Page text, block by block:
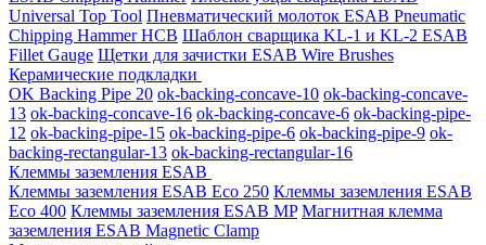
Universal Top Tool Пневматический молоток ESAB Pneumatic
Chipping Hammer HCB Шаблон сварщика KL-1 и KL-2 ESAB
Fillet Gauge Щетки для зачистки ESAB Wire Brushes
Керамические подкладки
OK Backing Pipe 20 ok-backing-concave-10 ok-backing-concave-
13 ok-backing-concave-16 ok-backing-concave-6 ok-backing-pipe-
12 ok-backing-pipe-15 ok-backing-pipe-6 ok-backing-pipe-9 ok-
backing-rectangular-13 ok-backing-rectangular-16
Клеммы заземления ESAB
Клеммы заземления ESAB Eco 250 Клеммы заземления ESAB
Eco 400 Клеммы заземления ESAB MP Магнитная клемма
заземления ESAB Magnetic Clamp